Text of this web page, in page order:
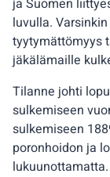
luvulla.
tyytymättömyys
jäkälämaille
Tilanne johti
sulkemiseen
sulkemiseen
poronhoidon ja
lukuunottamatta.